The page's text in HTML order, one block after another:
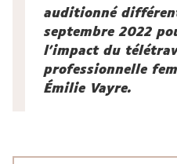
auditionné
septembre 2022
l’impact du
professionnelle
Émilie Vayre.